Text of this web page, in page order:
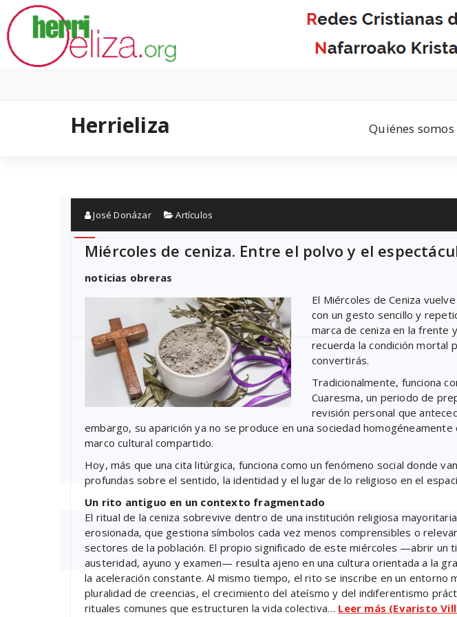
to
content
Herrieliza Quiénes somos
José Donázar Artículos
Miércoles de ceniza. Entre el polvo y el
noticias obreras
El Miércoles de Ceniza
con un gesto sencillo y
marca de ceniza en la frente
recuerda la condición mortal
convertirás.
Tradicionalmente, funciona
Cuaresma, un periodo de
revisión personal que
embargo, su aparición ya no se produce en una sociedad homogéneamente
marco cultural compartido.
Hoy, más que una cita litúrgica, funciona como un fenómeno social donde
profundas sobre el sentido, la identidad y el lugar de lo religioso en el
Un rito antiguo en un contexto fragmentado
El ritual de la ceniza sobrevive dentro de una institución religiosa
erosionada, que gestiona símbolos cada vez menos comprensibles o
sectores de la población. El propio significado de este miércoles —abrir un
austeridad, ayuno y examen— resulta ajeno en una cultura orientada a la
la aceleración constante. Al mismo tiempo, el rito se inscribe en un entorno
pluralidad de creencias, el crecimiento del ateísmo y del indiferentismo
rituales comunes que estructuren la vida colectiva… Leer más (Evaristo